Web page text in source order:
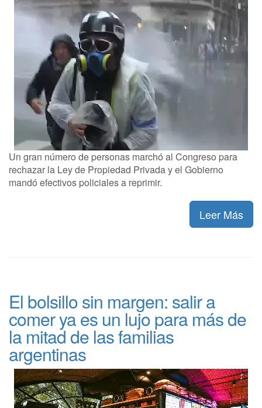
Un gran número de personas marchó al Congreso para
rechazar la Ley de Propiedad Privada y el Gobierno
mandó efectivos policiales a reprimir.
Leer Más
El bolsillo sin margen: salir a
comer ya es un lujo para más de
la mitad de las familias
argentinas